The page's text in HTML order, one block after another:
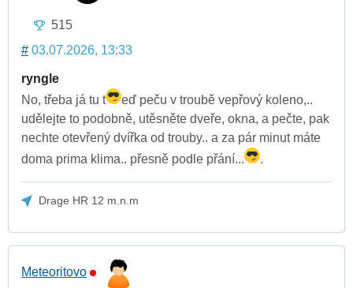
515
# 03.07.2026, 13:33
ryngle
No, třeba já tu t
eď peču v troubě vepřový koleno,..
udělejte to podobně, utěsněte dveře, okna, a pečte, pak
nechte otevřený dvířka od trouby.. a za pár minut máte
doma prima klima.. přesně podle přání...
.
Drage HR 12 m.n.m
Meteoritovo